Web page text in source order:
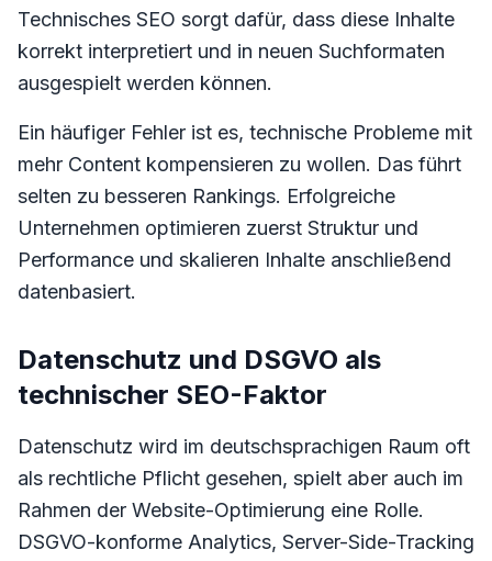
Technisches SEO sorgt dafür, dass diese Inhalte
korrekt interpretiert und in neuen Suchformaten
ausgespielt werden können.
Ein häufiger Fehler ist es, technische Probleme mit
mehr Content kompensieren zu wollen. Das führt
selten zu besseren Rankings. Erfolgreiche
Unternehmen optimieren zuerst Struktur und
Performance und skalieren Inhalte anschließend
datenbasiert.
Datenschutz und DSGVO als
technischer SEO-Faktor
Datenschutz wird im deutschsprachigen Raum oft
als rechtliche Pflicht gesehen, spielt aber auch im
Rahmen der Website-Optimierung eine Rolle.
DSGVO-konforme Analytics, Server-Side-Tracking